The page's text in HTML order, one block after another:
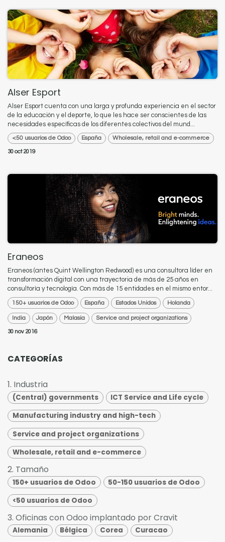
Alser Esport
Alser Esport cuenta con una larga y profunda experiencia en el sector
de la educación y el deporte, lo que les hace ser conscientes de las
necesidades específicas de los diferentes colectivos del mund...
<50 usuarios de Odoo España Wholesale, retail and e-commerce
30 oct 2019
Eraneos
​Eraneos (antes Quint Wellington Redwood) es una consultora líder en
transformación digital con una trayectoria de más de 25 años en
consultoría y tecnología. Con más de 15 entidades en el mismo entor...
150+ usuarios de Odoo España Estados Unidos Holanda
India Japón Malasia Service and project organizations
30 nov 2016
CATEGORÍAS
1. Industria
(Central) governments
ICT Service and Life cycle
Manufacturing industry and high-tech
Service and project organizations
Wholesale, retail and e-commerce
2. Tamaño
150+ usuarios de Odoo
50-150 usuarios de Odoo
<50 usuarios de Odoo
3. Oficinas con Odoo implantado por Cravit
Alemania Bélgica Corea
Curacao